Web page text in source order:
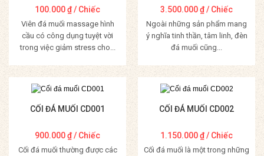
100.000₫/ Chiếc
Viên đá muối massage hình
cầu có công dụng tuyệt vời
trong việc giảm stress cho...
Mua Hàng
3.500.000₫/ Chiếc
Ngoài những sản phẩm mang
ý nghĩa tinh thần, tâm linh, đèn
đá muối cũng...
Mua Hàng
CỐI ĐÁ MUỐI CD001
900.000₫/ Chiếc
Cối đá muối thường được các
CỐI ĐÁ MUỐI CD002
1.150.000₫/ Chiếc
Cối đá muối là một trong những